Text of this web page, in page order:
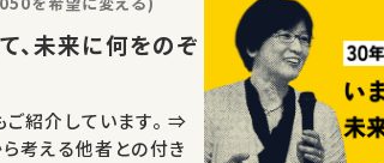
ご紹介しています。 ⇒
考える他者との付き